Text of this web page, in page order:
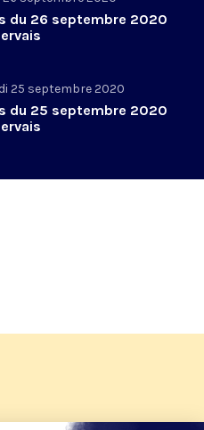
du 26 septembre 2020
25 septembre 2020
du 25 septembre 2020